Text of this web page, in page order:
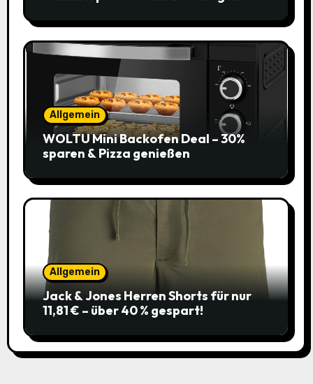
Allgemein
WOLTU Mini Backofen Deal – 30%
sparen & Pizza genießen
Allgemein
Jack & Jones Herren Shorts für nur
11,81 € – über 40 % gespart!